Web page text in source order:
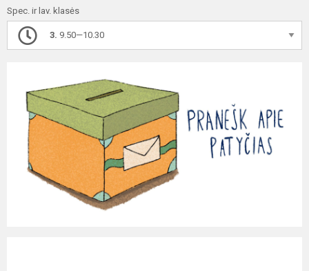
Spec. ir lav. klasės
3. 9.50—10.30